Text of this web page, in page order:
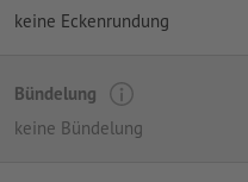
keine Eckenrundung
Bündelung
keine Bündelung